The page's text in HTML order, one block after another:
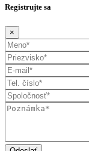
Registrujte sa
×